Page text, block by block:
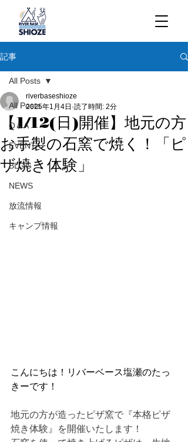
記事
All Posts
Q＆A
EVENT
BLOG
NEWS
放流情報
キャンプ情報
All Posts
【1/12(日)開催】地元の方
お手製の石窯で焼く！「ピ
ザ焼き体験」
riverbaseshioze
2025年1月4日 読了時間: 2分
こんにちは！リバーベース塩瀬のたっ
きーです！
地元の方が造ったピザ窯で『本格ピザ
焼き体験』を開催いたします！